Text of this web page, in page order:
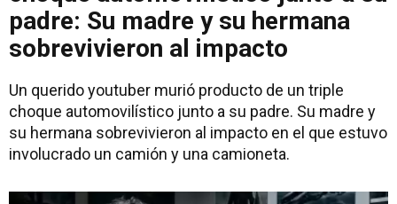
padre: Su madre y su hermana
sobrevivieron al impacto
Un querido youtuber murió producto de un triple
choque automovilístico junto a su padre. Su madre y
su hermana sobrevivieron al impacto en el que estuvo
involucrado un camión y una camioneta.